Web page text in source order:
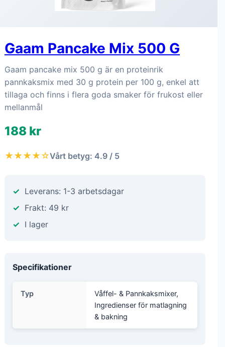
Gaam Pancake Mix 500 G
Gaam pancake mix 500 g är en proteinrik
pannkaksmix med 30 g protein per 100 g, enkel att
tillaga och finns i flera goda smaker för frukost eller
mellanmål
188 kr
★★★★☆Vårt betyg: 4.9 / 5
Leverans: 1-3 arbetsdagar
Frakt: 49 kr
I lager
Specifikationer
Typ
Våffel- & Pannkaksmixer,
Ingredienser för matlagning
& bakning